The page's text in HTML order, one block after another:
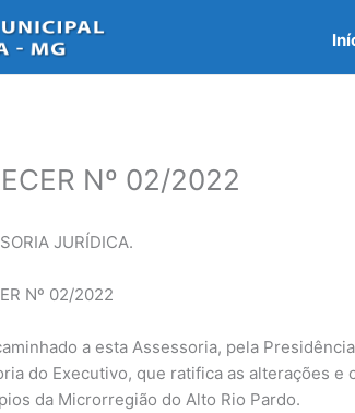
Nº 02/2022
JURÍDICA.
Nº 02/2022
a esta Assessoria, pela
do Executivo, que ratifica as alterações
da Microrregião do Alto Rio Pardo.